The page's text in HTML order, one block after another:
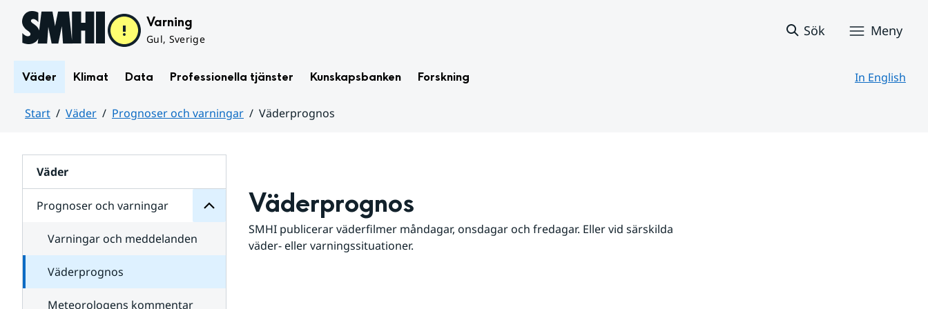
Hoppa till sidans innehåll Varning
Gul, Sverige
Sök Meny
Väder Klimat Data Professionella tjänster Kunskapsbanken Forskning In English
Start Väder Prognoser och varningar
Väderprognos
Väder
Prognoser och varningar
för
varningar
Varningar och meddelanden
Väderprognos
Meteorologens kommentar
Väderprognos
SMHI publicerar väderfilmer måndagar, onsdagar och fredagar. Eller vid särskilda
väder- eller varningssituationer.